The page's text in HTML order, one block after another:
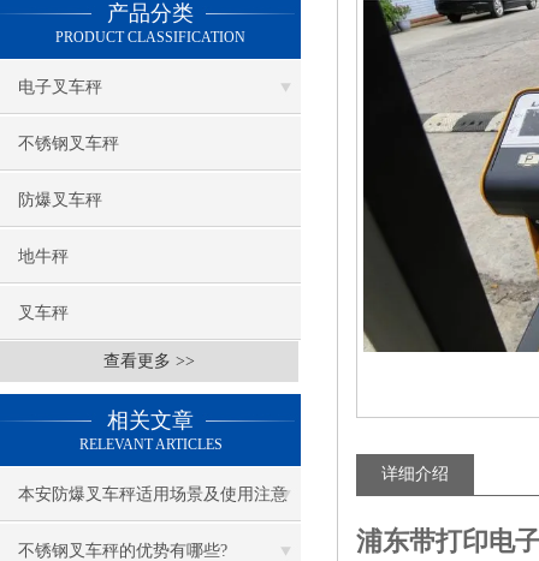
产品分类
PRODUCT CLASSIFICATION
电子叉车秤
不锈钢叉车秤
防爆叉车秤
地牛秤
叉车秤
查看更多 >>
相关文章
RELEVANT ARTICLES
本安防爆叉车秤适用场景及使用注意
事项
不锈钢叉车秤的优势有哪些?
详细介绍
浦东带打印电